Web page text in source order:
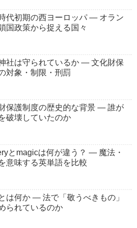
代初期の西ヨーロッパ ― オラン
国政策から捉える国々
社は守られているか ― 文化財保
対象・制限・刑罰
保護制度の歴史的な背景 ― 誰が
破壊していたのか
とmagicは何が違う？ ― 魔法・
意味する英単語を比較
は何か ― 法で「敬うべきもの」
られているのか